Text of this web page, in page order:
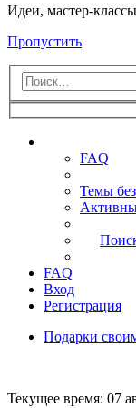
Идеи, мастер-
Пропустить
FAQ
Темы
FAQ
Вход
Регистрация
Подарки
Текущее время: 07